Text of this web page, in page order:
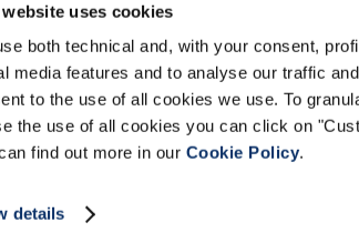
uses cookies
both technical and, with your consent,
media features and to analyse our traffic
to the use of all cookies we use. To
the use of all cookies you can click on
find out more in our Cookie Policy.
details
de confidentialité dans son intégralité.